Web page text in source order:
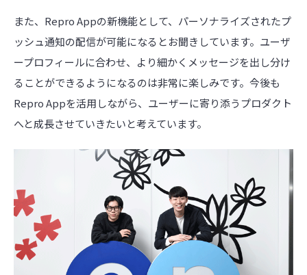
また、Repro Appの新機能として、パーソナライズされたプ
ッシュ通知の配信が可能になるとお聞きしています。ユーザ
ープロフィールに合わせ、より細かくメッセージを出し分け
ることができるようになるのは非常に楽しみです。今後も
Repro Appを活用しながら、ユーザーに寄り添うプロダクト
へと成長させていきたいと考えています。